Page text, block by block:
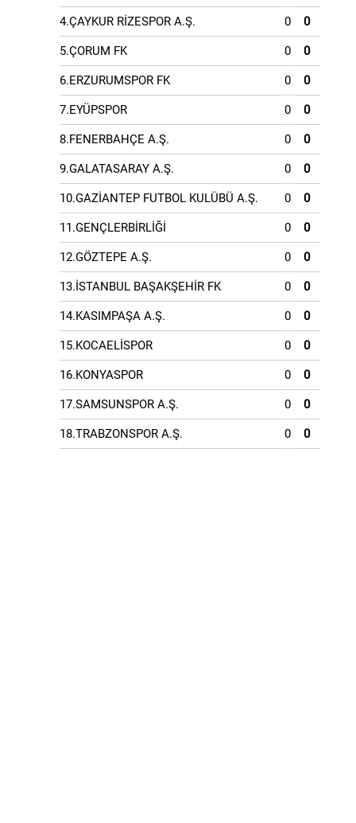
4.ÇAYKUR RİZESPOR A.Ş. 0 0
5.ÇORUM FK 0 0
6.ERZURUMSPOR FK 0 0
7.EYÜPSPOR 0 0
8.FENERBAHÇE A.Ş. 0 0
9.GALATASARAY A.Ş. 0 0
10.GAZİANTEP FUTBOL KULÜBÜ A.Ş. 0 0
11.GENÇLERBİRLİĞİ 0 0
12.GÖZTEPE A.Ş. 0 0
13.İSTANBUL BAŞAKŞEHİR FK 0 0
14.KASIMPAŞA A.Ş. 0 0
15.KOCAELİSPOR 0 0
16.KONYASPOR 0 0
17.SAMSUNSPOR A.Ş. 0 0
18.TRABZONSPOR A.Ş. 0 0